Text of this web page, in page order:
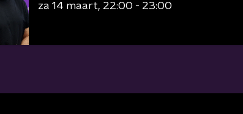
za 14 maart 22:00 - 23:00